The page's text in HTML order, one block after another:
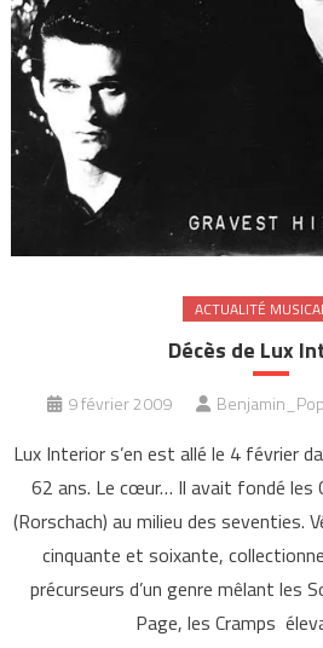
ACTUALITÉ
Décès de Lux
9 février 2009
Lux Interior s’en est allé le 4 février
62 ans. Le cœur… Il avait fondé les
(Rorschach) au milieu des seventies.
cinquante et soixante,
précurseurs d’un genre mêlant les
Page, les Cramps